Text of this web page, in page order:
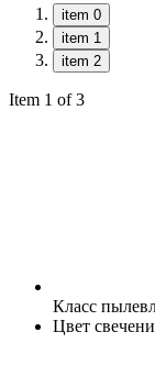
item 0
item 1
item 2
Item 1 of 3
Класс
Цвет